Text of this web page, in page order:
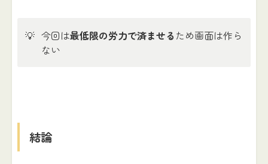
💡 今回は最低限の労力で済ませる ため画面は作ら
ない
結論